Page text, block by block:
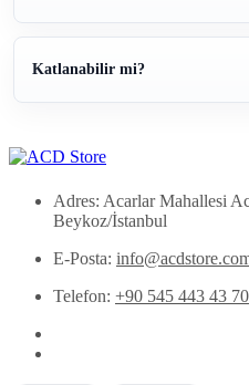
Katlanabilir mi?
Adres: Acarlar Mahallesi
Beykoz/İstanbul
E-Posta:
Telefon: +90 545 443 43 70